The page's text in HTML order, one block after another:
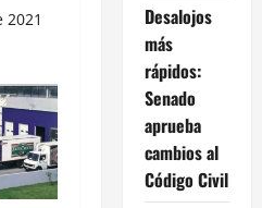
Desalojos
más
rápidos:
Senado
aprueba
cambios al
Código Civil